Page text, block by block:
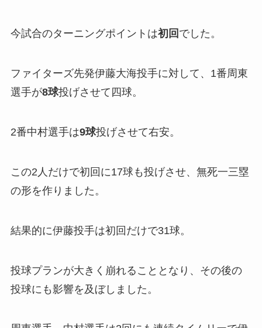
今試合のターニングポイントは初回 でした。
ファイターズ先発伊藤大海投手に対して、1番周東
選手が8球投げさせて四球。
2番中村選手は9球投げさせて右安。
この2人だけで初回に17球も投げさせ、無死一三塁
の形を作りました。
結果的に伊藤投手は初回だけで31球。
投球プランが大きく崩れることとなり、その後の
投球にも影響を及ぼしました。